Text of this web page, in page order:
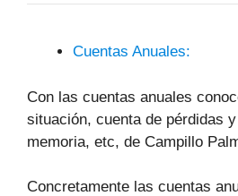
Cuentas Anuales:
Con las cuentas anuales
situación, cuenta de pérdidas
memoria, etc, de Campillo
Concretamente las cuentas